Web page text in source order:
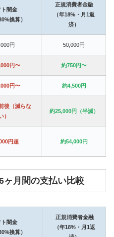
ト闇金
換算）
正規消費者金融
（年18%・月1返
済）
円 50,000円
円〜 約750円〜
円〜 約4,500円
後（減らな
）
約25,000円（半減）
円超 約54,000円
ヶ月間の支払い比較
ト闇金
換算）
正規消費者金融
（年18%・月1返